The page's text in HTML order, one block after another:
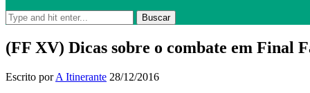
Buscar
(FF XV) Dicas sobre o combate em Final
Escrito porA Itinerante 28/12/2016